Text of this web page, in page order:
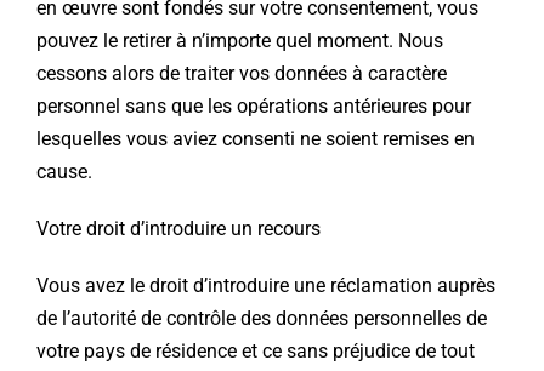
en œuvre sont fondés sur votre consentement, vous
pouvez le retirer à n’importe quel moment. Nous
cessons alors de traiter vos données à caractère
personnel sans que les opérations antérieures pour
lesquelles vous aviez consenti ne soient remises en
cause.
Votre droit d’introduire un recours
Vous avez le droit d’introduire une réclamation auprès
de l’autorité de contrôle des données personnelles de
votre pays de résidence et ce sans préjudice de tout